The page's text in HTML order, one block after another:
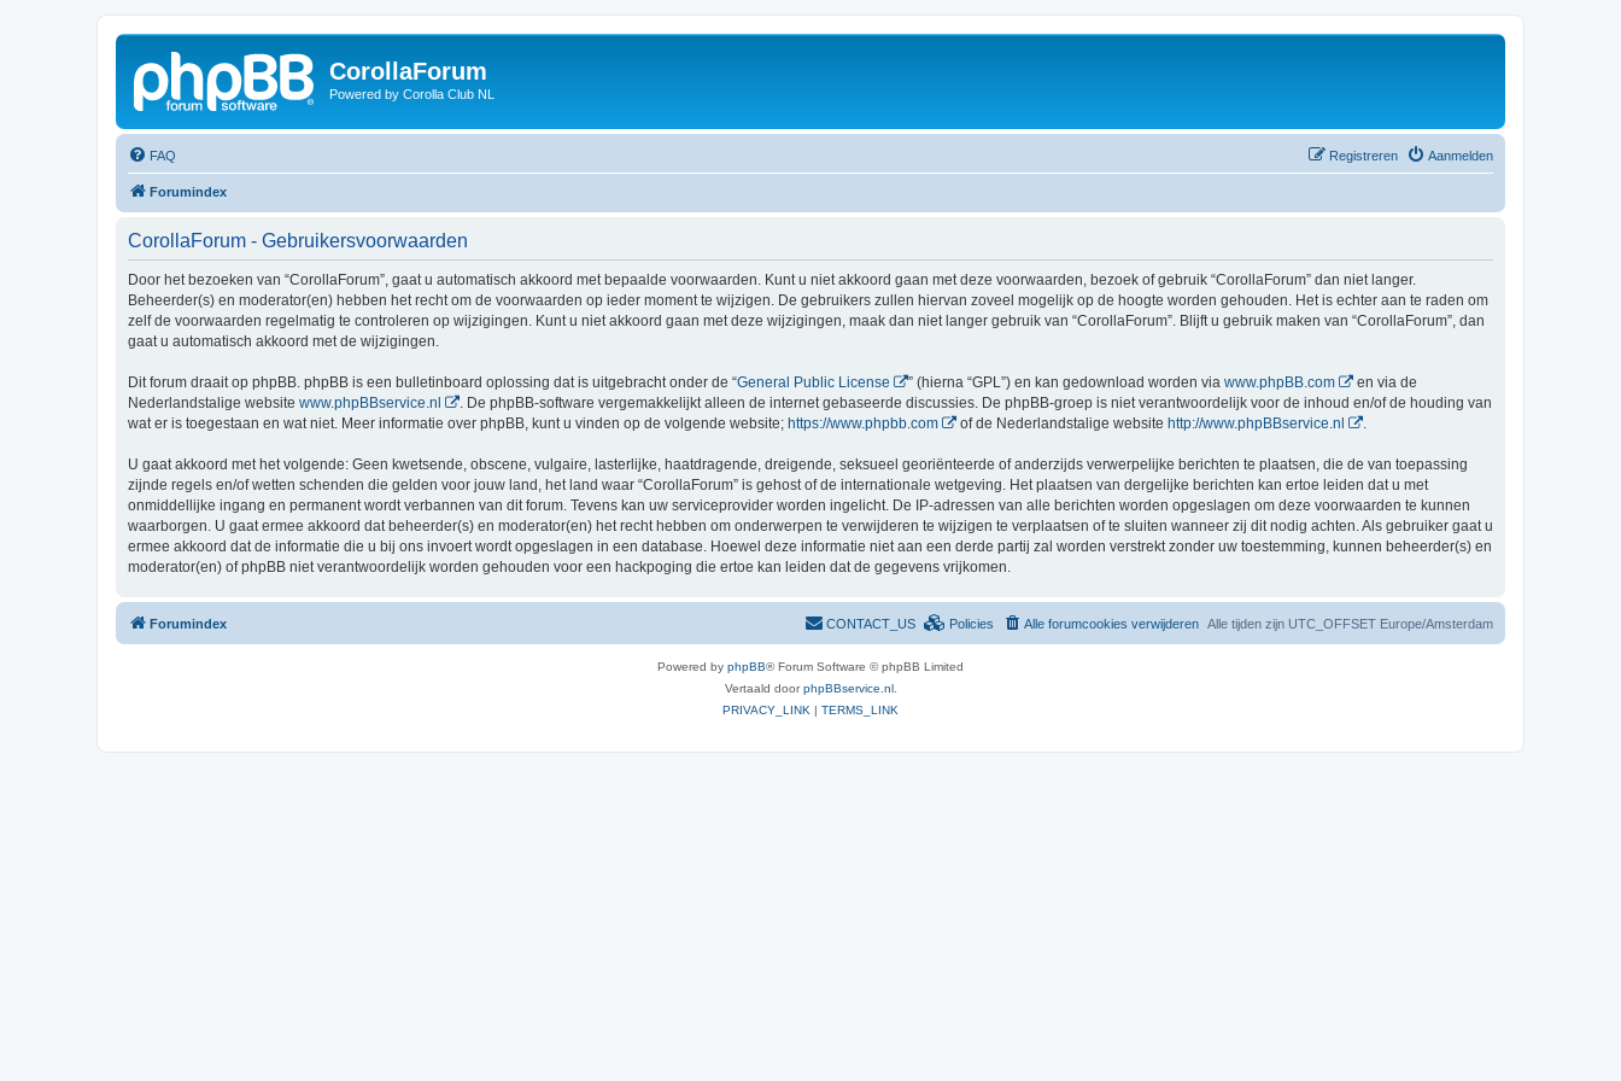
CorollaForum
Powered by Corolla Club NL
FAQ Aanmelden
Registreren
Forumindex
CorollaForum - Gebruikersvoorwaarden
Door het bezoeken van “CorollaForum”, gaat u automatisch akkoord met bepaalde voorwaarden. Kunt u niet akkoord gaan met deze voorwaarden, bezoek of gebruik “CorollaForum” dan niet langer.
Beheerder(s) en moderator(en) hebben het recht om de voorwaarden op ieder moment te wijzigen. De gebruikers zullen hiervan zoveel mogelijk op de hoogte worden gehouden. Het is echter aan te raden om
zelf de voorwaarden regelmatig te controleren op wijzigingen. Kunt u niet akkoord gaan met deze wijzigingen, maak dan niet langer gebruik van “CorollaForum”. Blijft u gebruik maken van “CorollaForum”, dan
gaat u automatisch akkoord met de wijzigingen.
Dit forum draait op phpBB. phpBB is een bulletinboard oplossing dat is uitgebracht onder de “General Public License ” (hierna “GPL”) en kan gedownload worden via www.phpBB.com
en via de
Nederlandstalige website www.phpBBservice.nl
. De phpBB-software vergemakkelijkt alleen de internet gebaseerde discussies. De phpBB-groep is niet verantwoordelijk voor de inhoud en/of de houding van
wat er is toegestaan en wat niet. Meer informatie over phpBB, kunt u vinden op de volgende website; https://www.phpbb.com of de Nederlandstalige website http://www.phpBBservice.nl .
U gaat akkoord met het volgende: Geen kwetsende, obscene, vulgaire, lasterlijke, haatdragende, dreigende, seksueel georiënteerde of anderzijds verwerpelijke berichten te plaatsen, die de van toepassing
zijnde regels en/of wetten schenden die gelden voor jouw land, het land waar “CorollaForum” is gehost of de internationale wetgeving. Het plaatsen van dergelijke berichten kan ertoe leiden dat u met
onmiddellijke ingang en permanent wordt verbannen van dit forum. Tevens kan uw serviceprovider worden ingelicht. De IP-adressen van alle berichten worden opgeslagen om deze voorwaarden te kunnen
waarborgen. U gaat ermee akkoord dat beheerder(s) en moderator(en) het recht hebben om onderwerpen te verwijderen te wijzigen te verplaatsen of te sluiten wanneer zij dit nodig achten. Als gebruiker gaat u
ermee akkoord dat de informatie die u bij ons invoert wordt opgeslagen in een database. Hoewel deze informatie niet aan een derde partij zal worden verstrekt zonder uw toestemming, kunnen beheerder(s) en
moderator(en) of phpBB niet verantwoordelijk worden gehouden voor een hackpoging die ertoe kan leiden dat de gegevens vrijkomen.
Forumindex Alle tijden zijn UTC_OFFSET Europe/Amsterdam
Alle forumcookies verwijderen
Policies
CONTACT_US
Powered by phpBB® Forum Software © phpBB Limited
Vertaald doorphpBBservice.nl .
PRIVACY_LINK
TERMS_LINK